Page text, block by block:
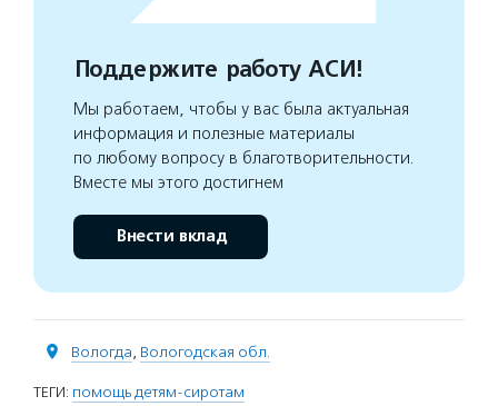
Поддержите работу АСИ!
Мы работаем, чтобы у вас была актуальная
информация и полезные материалы
по любому вопросу в благотворительности.
Вместе мы этого достигнем
Внести вклад
Вологда, Вологодская обл.
ТЕГИ: помощь детям-сиротам